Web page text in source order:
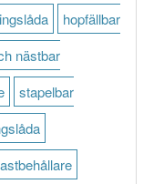
hopfällbar
nästbar
stapelbar